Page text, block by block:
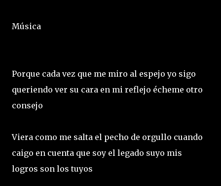
Música
Porque cada vez que me miro al espejo yo sigo
queriendo ver su cara en mi reflejo écheme otro
consejo
Viera como me salta el pecho de orgullo cuando
caigo en cuenta que soy el legado suyo mis
logros son los tuyos